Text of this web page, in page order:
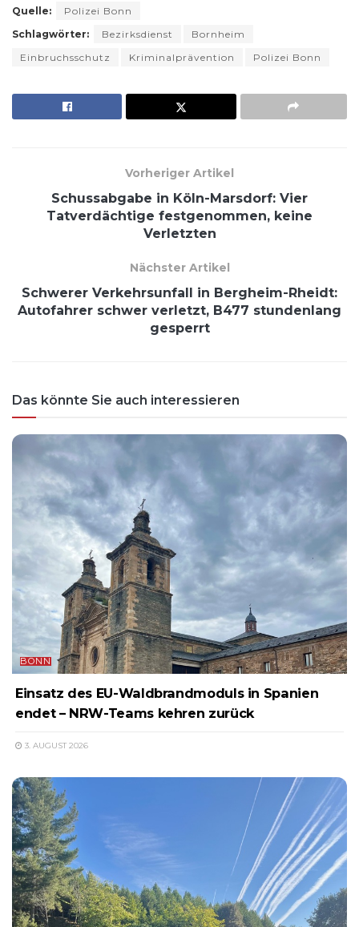
Quelle:
Polizei Bonn
Schlagwörter:
Bezirksdienst
Bornheim
Einbruchsschutz
Kriminalprävention Polizei Bonn
Vorheriger Artikel
Schussabgabe in Köln-Marsdorf: Vier
Tatverdächtige festgenommen, keine
Verletzten
Nächster Artikel
Schwerer Verkehrsunfall in Bergheim-Rheidt:
Autofahrer schwer verletzt, B477 stundenlang
gesperrt
Das könnte Sie auch interessieren
BONN
Einsatz des EU-Waldbrandmoduls in Spanien
endet – NRW-Teams kehren zurück
3. AUGUST 2026